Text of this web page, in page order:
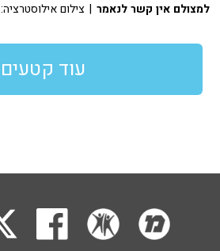
למצולם אין קשר לנאמר | צילום אילוסטרציה: Ingram Images
עוד קטעים